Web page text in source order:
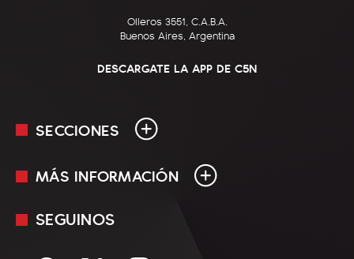
Olleros 3551, C.A.B.A.
Buenos Aires, Argentina
DESCARGATE LA APP DE C5N
SECCIONES
En Vivo
MÁS INFORMACIÓN
Mediakit
Términos y condiciones
SEGUINOS